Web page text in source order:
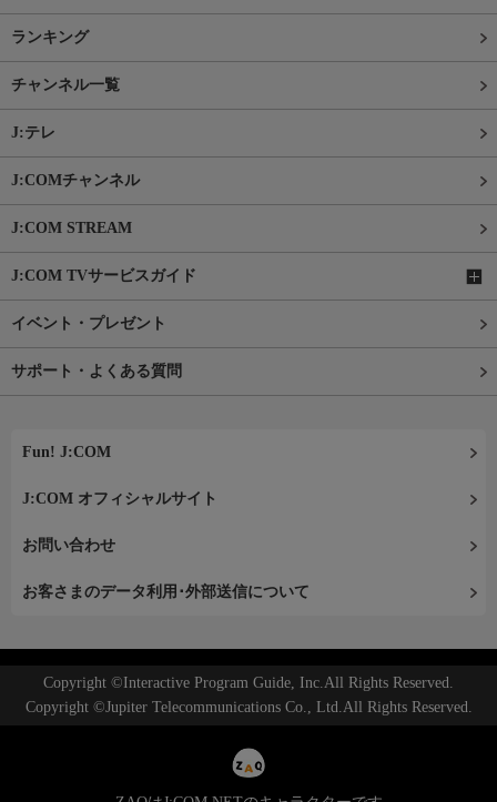
ランキング
チャンネル一覧
J:テレ
J:COMチャンネル
J:COM STREAM
J:COM TVサービスガイド
イベント・プレゼント
サポート・よくある質問
Fun! J:COM
J:COM オフィシャルサイト
お問い合わせ
お客さまのデータ利用･外部送信について
Copyright ©Interactive Program Guide, Inc.All Rights Reserved.
Copyright ©Jupiter Telecommunications Co., Ltd.All Rights Reserved.